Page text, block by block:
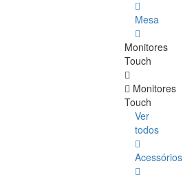
Mesa
Monitores
Touch
Monitores
Touch
Ver
todos
Acessórios